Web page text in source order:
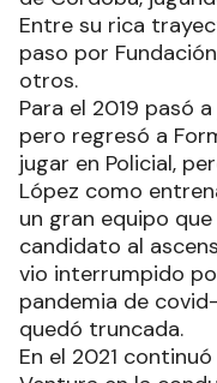
Entre su rica
paso por
otros.
Para el 2019 pasó
pero regresó a
jugar en Policial,
López como
un gran equipo
candidato al
vio interrumpido
pandemia de
quedó truncada.
En el 2021